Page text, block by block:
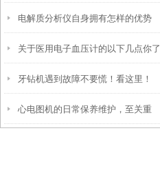
电解质分析仪自身拥有怎样的优势
呢？
关于医用电子血压计的以下几点你了
解吗？
牙钻机遇到故障不要慌！看这里！
心电图机的日常保养维护，至关重